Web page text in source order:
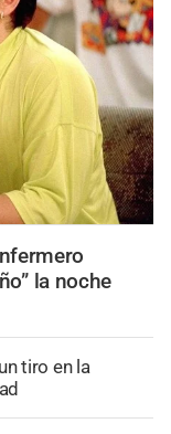
la noche
tiro en la